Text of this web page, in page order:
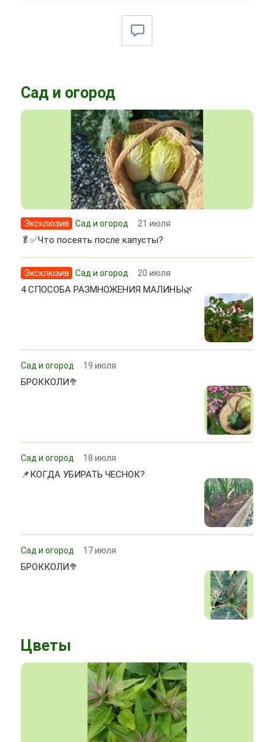
Сад и огород
Эксклюзив Сад и огород 21 июля
🥬✅Что посеять после капусты?
Эксклюзив Сад и огород 20 июля
4 СПОСОБА РАЗМНОЖЕНИЯ МАЛИНЫ🌿
Сад и огород 19 июля
БРОККОЛИ🥦
Сад и огород 18 июля
📌КОГДА УБИРАТЬ ЧЕСНОК?
Сад и огород 17 июля
БРОККОЛИ🥦
Цветы